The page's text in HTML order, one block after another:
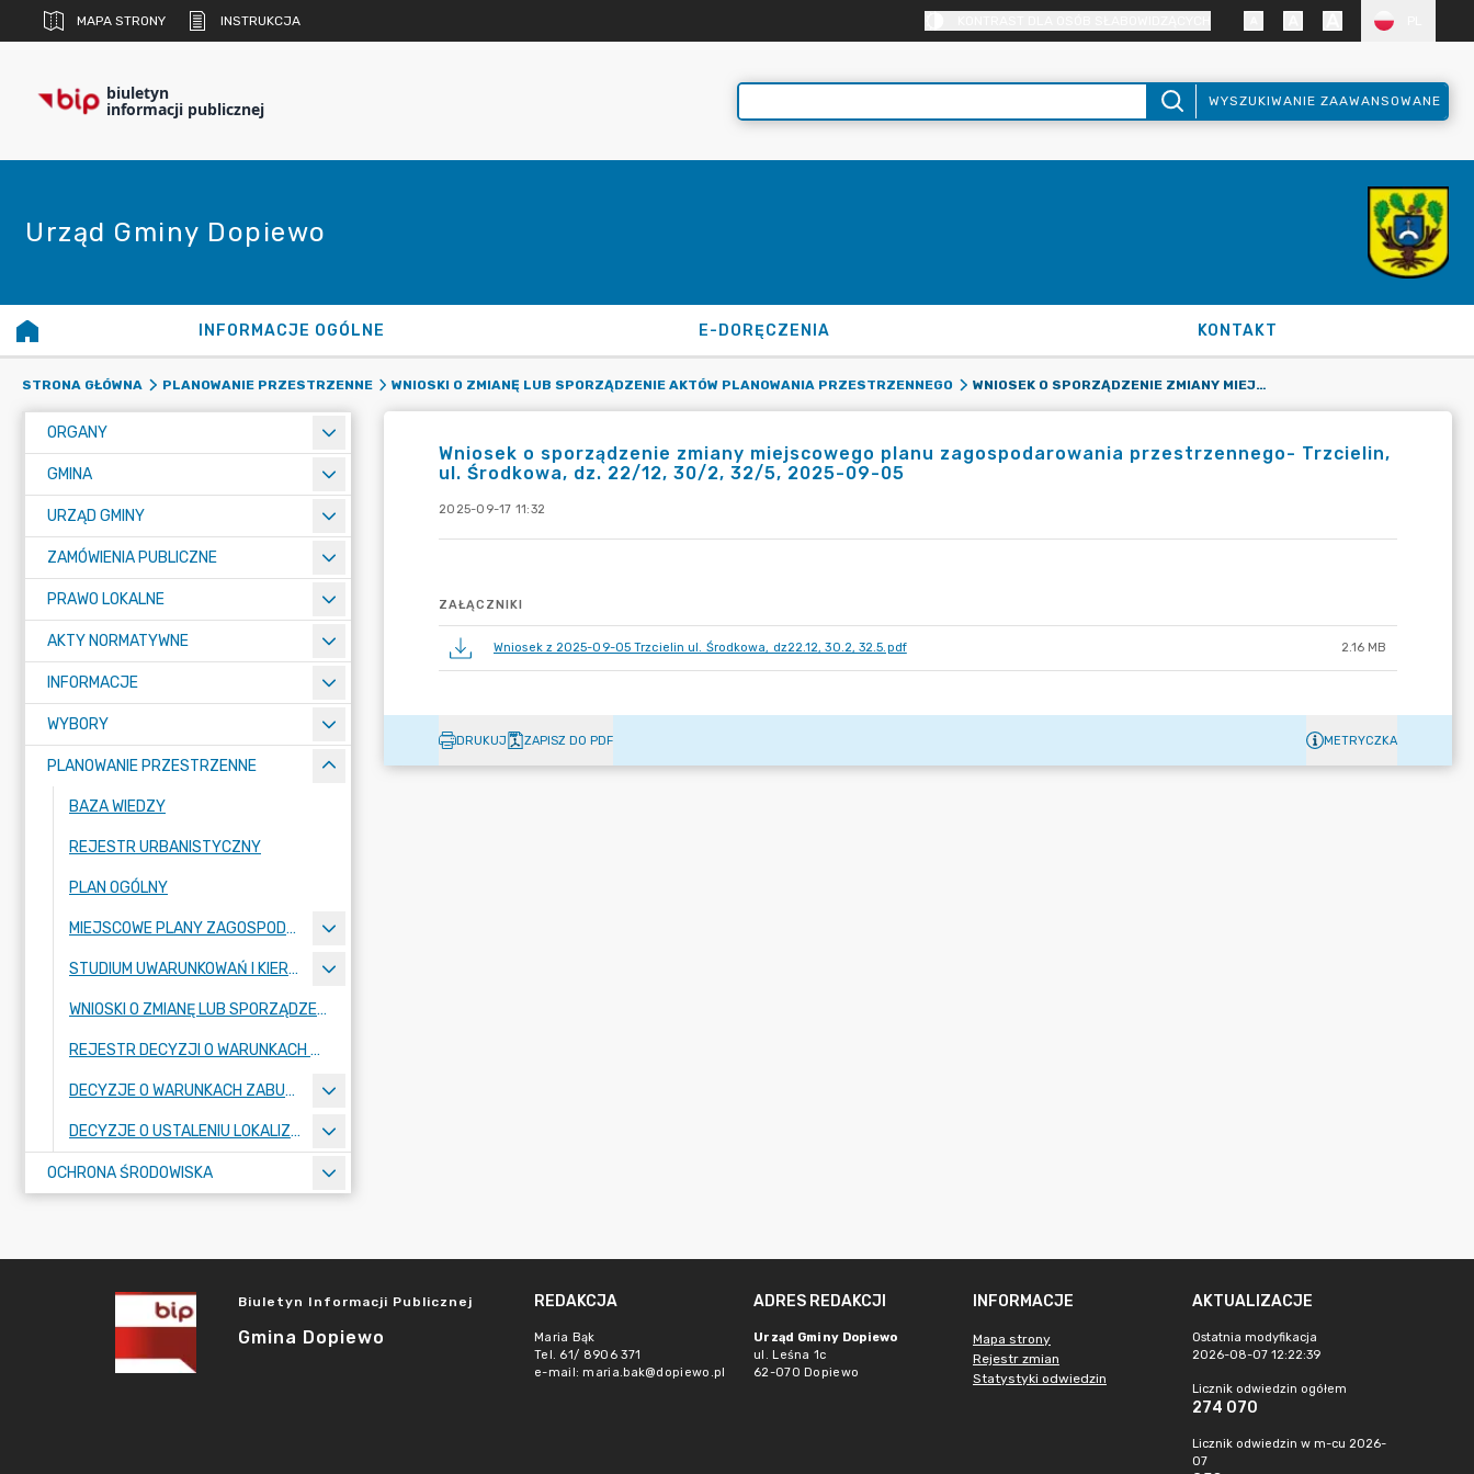
MAPA STRONY INSTRUKCJA
biuletyn
informacji publicznej WYSZUKIWANIE ZAAWANSOWANE
Urząd Gminy Dopiewo
INFORMACJE OGÓLNE E-DORĘCZENIA KONTAKT
STRONA GŁÓWNA PLANOWANIE PRZESTRZENNE WNIOSKI O ZMIANĘ LUB SPORZĄDZENIE AKTÓW PLANOWANIA PRZESTRZENNEGO WNIOSEK O SPORZĄDZENIE ZMIANY MIEJSCOWEGO PLANU ZAGOSPODAROWANIA PRZESTRZENNEGO- TRZCIELIN, UL. ŚRODKOWA, DZ. 22/12, 30/2, 32/5, 2025-09-05
ORGANY
GMINA
URZĄD GMINY
ZAMÓWIENIA PUBLICZNE
PRAWO LOKALNE
AKTY NORMATYWNE
INFORMACJE
WYBORY
PLANOWANIE PRZESTRZENNE
BAZA WIEDZY
REJESTR URBANISTYCZNY
PLAN OGÓLNY
MIEJSCOWE PLANY ZAGOSPODAROWANIA PRZESTRZENNEGO
STUDIUM UWARUNKOWAŃ I KIERUNKÓW ZAGOSPODAROWANIA PRZESTRZENNEGO
WNIOSKI O ZMIANĘ LUB SPORZĄDZENIE AKTÓW PLANOWANIA PRZESTRZENNEGO
REJESTR DECYZJI O WARUNKACH ZABUDOWY
DECYZJE O WARUNKACH ZABUDOWY
DECYZJE O USTALENIU LOKALIZACJI INWESTYCJI CELU PUBLICZNEGO
OCHRONA ŚRODOWISKA
Wniosek o sporządzenie zmiany miejscowego planu zagospodarowania przestrzennego- Trzcielin,
ul. Środkowa, dz. 22/12, 30/2, 32/5, 2025-09-05
2025-09-17 11:32
ZAŁĄCZNIKI
Wniosek z 2025-09-05 Trzcielin ul. Środkowa, dz22.12, 30.2, 32.5.pdf 2.16 MB
DRUKUJ ZAPISZ DO PDF METRYCZKA
Biuletyn Informacji Publicznej
Gmina Dopiewo
REDAKCJA
Maria Bąk
Tel. 61/ 8906 371
e-mail: maria.bak@dopiewo.pl
ADRES REDAKCJI
Urząd Gminy Dopiewo
ul. Leśna 1c
62-070 Dopiewo
INFORMACJE
Mapa strony
Rejestr zmian
Statystyki odwiedzin
AKTUALIZACJE
Ostatnia modyfikacja
2026-08-07 12:22:39
Licznik odwiedzin ogółem
274 070
Licznik odwiedzin w m-cu 2026-
07